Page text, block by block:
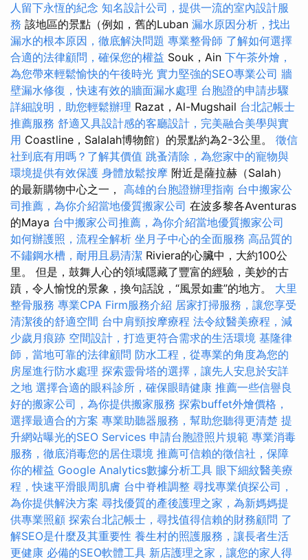
人留下永恆的紀念 知名設計公司，提供一流的室內設計服
務 該地區的景點（例如，舊的Luban 漏水原因分析，找出
漏水的根本原因，徹底解決問題 專業整骨師 了解如何選擇
合適的法律顧問，確保您的權益 Souk，Ain 下午茶外燴，
為您帶來輕鬆愉快的午後時光 實力堅強的SEO專業公司 牆
壁漏水修復，快速有效的牆面漏水處理 台胞證的申請步驟
詳細說明，助您輕鬆辦理 Razat，Al-Mugshail 台北記帳士
推薦服務 舒適又具設計感的客廳設計，完美融合美學與實
用 Coastline，Salalah博物館）的景點約為2-3公里。 徵信
社到底有用嗎？了解其價值 跳蚤清除，為您家中的寵物與
環境提供有效保護 身體放鬆按摩 附近是薩拉赫（Salah）
的最新購物中心之一， 高雄的台胞證辦理指南 台中搬家公
司推薦，為你介紹當地優質搬家公司 在波多黎各Aventuras
的Maya 台中搬家公司推薦，為你介紹當地優質搬家公司
如何辦護照，流程全解析 坐月子中心的全面服務 高品質的
不鏽鋼水槽，耐用且易清潔 Riviera的心臟中，大約100公
里。 但是，鼓舞人心的領域隱藏了豐富的經驗，美妙的古
蹟，令人愉悅的景象，換句話說，“風景如畫”的地方。 大里
整骨服務 專業CPA Firm服務介紹 居家打掃服務，讓您享受
清潔後的舒適空間 台中肩頸按摩療程 法令紋醫美療程，減
少歲月痕跡 空間設計，打造更符合需求的生活環境 基隆律
師，當地可靠的法律顧問 防水工程，從專業的角度為您的
房屋進行防水處理 探索靈骨塔的選擇，讓先人安息於安詳
之地 選擇合適的眼科診所，確保眼睛健康 推薦一些信譽良
好的搬家公司，為你提供搬家服務 探索buffet外燴價格，
選擇最適合的方案 專業助聽器服務，幫助您聽得更清楚 提
升網站曝光的SEO Services 申請台胞證照片規範 專業消毒
服務，徹底消毒您的居住環境 推薦可信賴的徵信社，保障
你的權益 Google Analytics數據分析工具 眼下細紋醫美療
程，快速平滑眼周肌膚 台中脊椎調整 尋找專業偵探公司，
為你提供解決方案 尋找優質的產後護理之家，為新媽媽提
供專業照顧 探索台北記帳士，尋找值得信賴的財務顧問 了
解SEO是什麼及其重要性 養生村的照護服務，讓長者生活
更健康 必備的SEO軟體工具 新店護理之家，讓您的家人得